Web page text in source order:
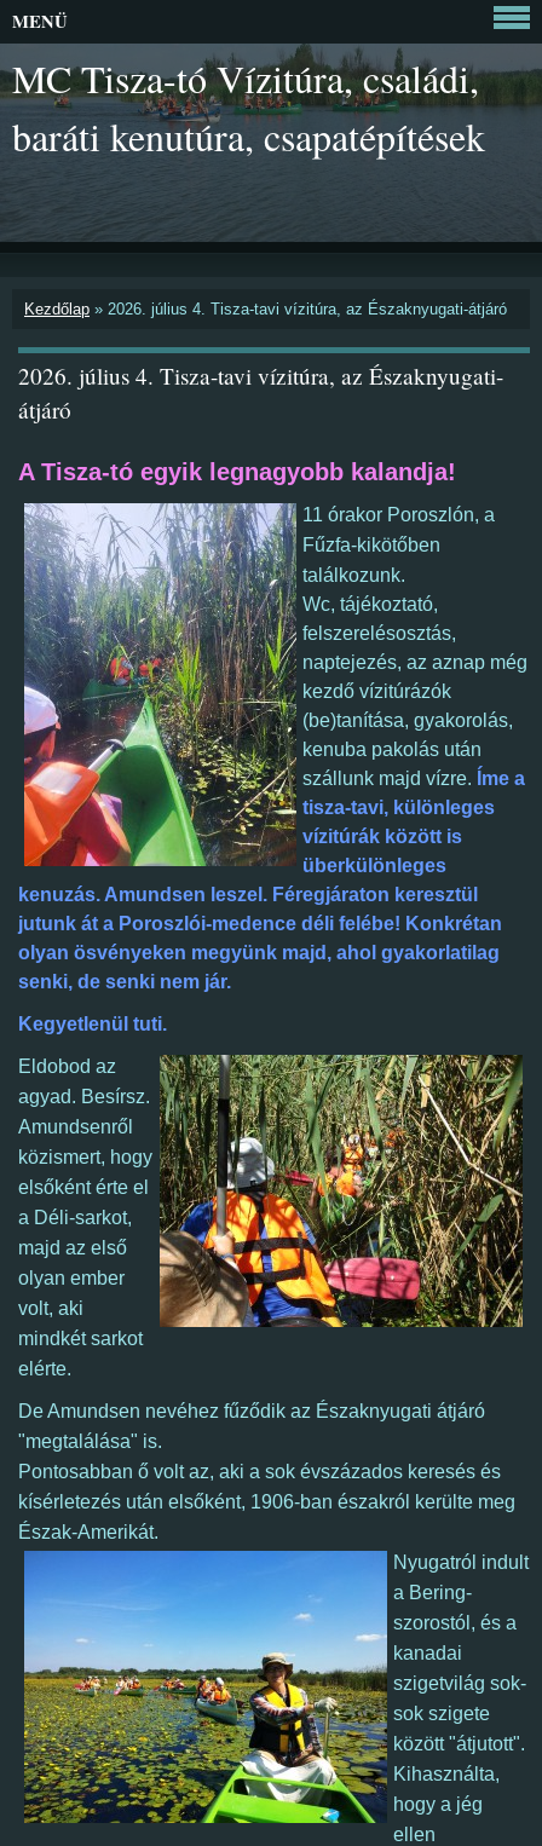
MC Tisza-tó Vízitúra, családi,
baráti kenutúra, csapatépítések
Kezdőlap » 2026. július 4. Tisza-tavi vízitúra, az Északnyugati-átjáró
2026. július 4. Tisza-tavi vízitúra, az Északnyugati-
átjáró
A Tisza-tó egyik legnagyobb kalandja!
11 órakor Poroszlón, a
Fűzfa-kikötőben
találkozunk.
Wc, tájékoztató,
felszerelésosztás,
naptejezés, az aznap még
kezdő vízitúrázók
(be)tanítása, gyakorolás,
kenuba pakolás után
szállunk majd vízre. Íme a
tisza-tavi, különleges
vízitúrák között is
überkülönleges
kenuzás. Amundsen leszel. Féregjáraton keresztül
jutunk át a Poroszlói-medence déli felébe! Konkrétan
olyan ösvényeken megyünk majd, ahol gyakorlatilag
senki, de senki nem jár.
Kegyetlenül tuti.
Eldobod az
agyad. Besírsz.
Amundsenről
közismert, hogy
elsőként érte el
a Déli-sarkot,
majd az első
olyan ember
volt, aki
mindkét sarkot
elérte.
De Amundsen nevéhez fűződik az Északnyugati átjáró
"megtalálása" is.
Pontosabban ő volt az, aki a sok évszázados keresés és
kísérletezés után elsőként, 1906-ban északról kerülte meg
Észak-Amerikát.
Nyugatról indult
a Bering-
szorostól, és a
kanadai
szigetvilág sok-
sok szigete
között "átjutott".
Kihasználta,
hogy a jég
ellen
MENÜ